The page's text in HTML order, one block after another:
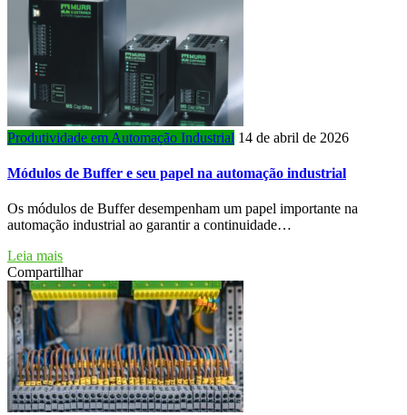
Produtividade em Automação Industrial 14 de abril de 2026
Módulos de Buffer e seu papel na automação industrial
Os módulos de Buffer desempenham um papel importante na
automação industrial ao garantir a continuidade…
Leia mais
Compartilhar